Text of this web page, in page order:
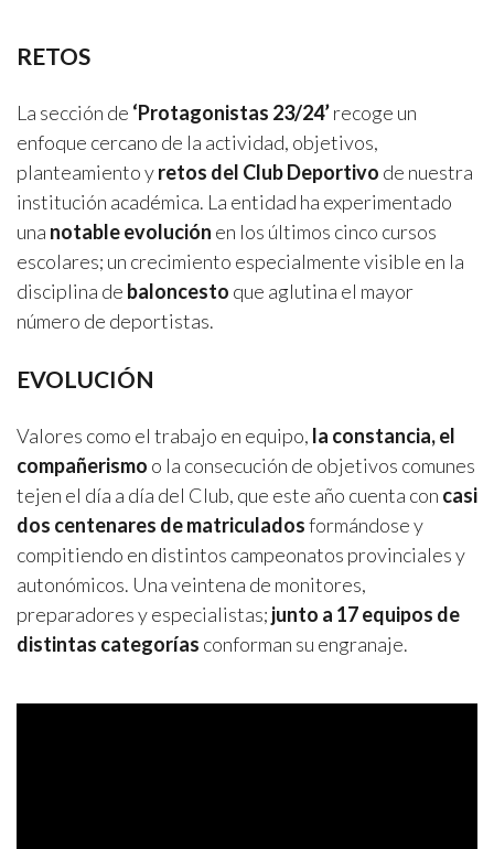
RETOS
La sección de ‘Protagonistas 23/24’recoge un
enfoque cercano de la actividad, objetivos,
planteamiento yretos del Club Deportivo de nuestra
institución académica. La entidad ha experimentado
una notable evolución en los últimos cinco cursos
escolares; un crecimiento especialmente visible en la
disciplina de baloncesto que aglutina el mayor
número de deportistas.
EVOLUCIÓN
Valores como el trabajo en equipo, la constancia, el
compañerismo o la consecución de objetivos comunes
tejen el día a día del Club, que este año cuenta con casi
dos centenares de matriculadosformándose y
compitiendo en distintos campeonatos provinciales y
autonómicos. Una veintena de monitores,
preparadores y especialistas; junto a 17 equipos de
distintas categorías conforman su engranaje.